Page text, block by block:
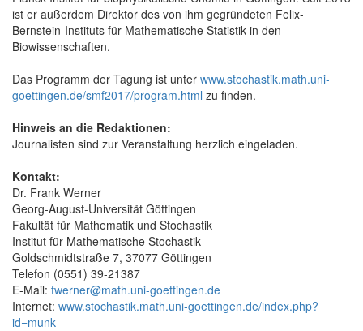
ist er außerdem Direktor des von ihm gegründeten Felix-
Bernstein-Instituts für Mathematische Statistik in den
Biowissenschaften.
Das Programm der Tagung ist unter www.stochastik.math.uni-
goettingen.de/smf2017/program.html zu finden.
Hinweis an die Redaktionen:
Journalisten sind zur Veranstaltung herzlich eingeladen.
Kontakt:
Dr. Frank Werner
Georg-August-Universität Göttingen
Fakultät für Mathematik und Stochastik
Institut für Mathematische Stochastik
Goldschmidtstraße 7, 37077 Göttingen
Telefon (0551) 39-21387
E-Mail: fwerner@math.uni-goettingen.de
Internet: www.stochastik.math.uni-goettingen.de/index.php?
id=munk